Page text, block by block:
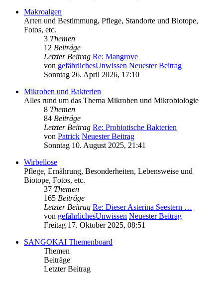
Makroalgen
Arten und Bestimmung, Pflege, Standorte und Biotope,
Fotos, etc.
3 Themen
12 Beiträge
Letzter Beitrag Re: Mangrove
von gefährlichesUnwissen Neuester Beitrag
Sonntag 26. April 2026, 17:10
Mikroben und Bakterien
Alles rund um das Thema Mikroben und Mikrobiologie
8 Themen
84 Beiträge
Letzter Beitrag Re: Probiotische Bakterien
von Patrick Neuester Beitrag
Sonntag 10. August 2025, 21:41
Wirbellose
Pflege, Ernährung, Besonderheiten, Lebensweise und
Biotope, Fotos, etc.
37 Themen
165 Beiträge
Letzter Beitrag Re: Dieser Asterina Seestern …
von gefährlichesUnwissen Neuester Beitrag
Freitag 17. Oktober 2025, 08:51
SANGOKAI Themenboard
Themen
Beiträge
Letzter Beitrag